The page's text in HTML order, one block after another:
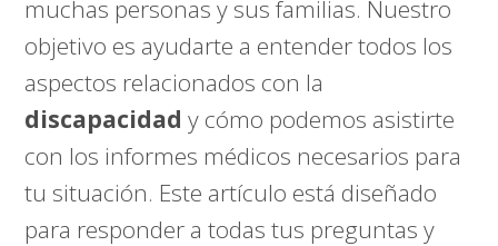
muchas personas y sus familias. Nuestro
objetivo es ayudarte a entender todos los
aspectos relacionados con la
discapacidady cómo podemos asistirte
con los informes médicos necesarios para
tu situación. Este artículo está diseñado
para responder a todas tus preguntas y